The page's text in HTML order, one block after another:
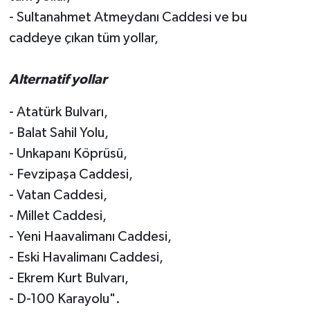
- Sultanahmet Atmeydanı Caddesi ve bu
caddeye çıkan tüm yollar,
Alternatif yollar
- Atatürk Bulvarı,
- Balat Sahil Yolu,
- Unkapanı Köprüsü,
- Fevzipaşa Caddesi,
- Vatan Caddesi,
- Millet Caddesi,
- Yeni Haavalimanı Caddesi,
- Eski Havalimanı Caddesi,
- Ekrem Kurt Bulvarı,
- D-100 Karayolu".